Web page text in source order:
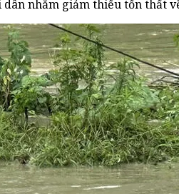
nhằm giảm thiểu tổn thất